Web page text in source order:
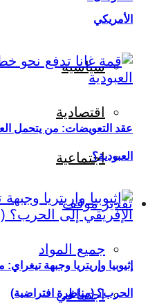
سياسية
اقتصادية
اجتماعية
تقدير موقف
جميع المواد
اجتماعي
الأمريكي
عقد التعويضات: من يتحمل
العبودية؟
إثيوبيا وإريتريا وجبهة
الحرب؟ (مناظرة افتراضية)